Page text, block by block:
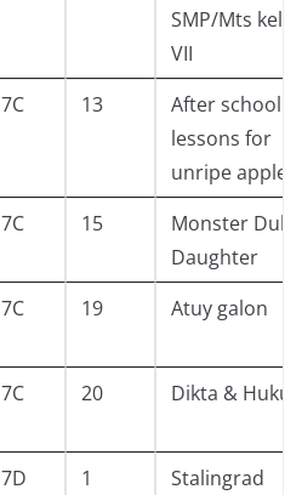
SMP/Mts kelas
VII
7C 13
After school
lessons for
unripe apples
7C 15
Monster Duke
Daughter
7C 19 Atuy galon
7C 20 Dikta &
7D 1 Stalingrad